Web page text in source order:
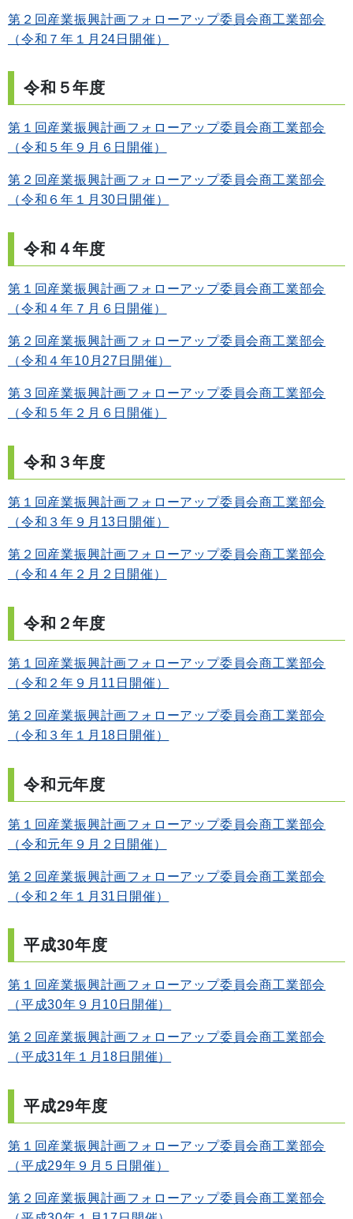
第２回産業振興計画フォローアップ委員会商工業部会
（令和７年１月24日開催）
令和５年度
第１回産業振興計画フォローアップ委員会商工業部会
（令和５年９月６日開催）
第２回産業振興計画フォローアップ委員会商工業部会
（令和６年１月30日開催）
令和４年度
第１回産業振興計画フォローアップ委員会商工業部会
（令和４年７月６日開催）
第２回産業振興計画フォローアップ委員会商工業部会
（令和４年10月27日開催）
第３回産業振興計画フォローアップ委員会商工業部会
（令和５年２月６日開催）
令和３年度
第１回産業振興計画フォローアップ委員会商工業部会
（令和３年９月13日開催）
第２回産業振興計画フォローアップ委員会商工業部会
（令和４年２月２日開催）
令和２年度
第１回産業振興計画フォローアップ委員会商工業部会
（令和２年９月11日開催）
第２回産業振興計画フォローアップ委員会商工業部会
（令和３年１月18日開催）
令和元年度
第１回産業振興計画フォローアップ委員会商工業部会
（令和元年９月２日開催）
第２回産業振興計画フォローアップ委員会商工業部会
（令和２年１月31日開催）
平成30年度
第１回産業振興計画フォローアップ委員会商工業部会
（平成30年９月10日開催）
第２回産業振興計画フォローアップ委員会商工業部会
（平成31年１月18日開催）
平成29年度
第１回産業振興計画フォローアップ委員会商工業部会
（平成29年９月５日開催）
第２回産業振興計画フォローアップ委員会商工業部会